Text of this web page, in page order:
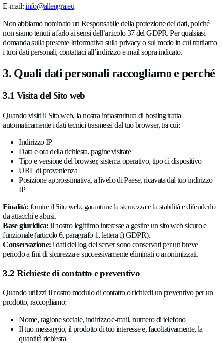
Lingua
English
Deutsch
Francais
Romana
Magyar
日本語
Socials
LinkedInTwitter
Il titolare responsabile del trattamento dei tuoi dati personali è:
Allengra SRL
Str. Nojoridului 90, 410542 Oradea, Romania
29693860 · EUID: ROONRC.J2012000173055
non siamo tenuti a farlo ai sensi dell’articolo 37 del GDPR.
domanda sulla presente Informativa sulla privacy o sul modo
i tuoi dati personali, contattaci all’indirizzo e-mail sopra
3. Quali dati personali raccogliamo
Quando visiti il Sito web, la nostra infrastruttura di hosting
automaticamente i dati tecnici trasmessi dal tuo browser, tra
Indirizzo IP
Data e ora della richiesta, pagine visitate
Tipo e versione del browser, sistema operativo, tipo di
URL di provenienza
Posizione approssimativa, a livello di Paese, ricavata
IP
Finalità:fornire il Sito web, garantirne la sicurezza e la